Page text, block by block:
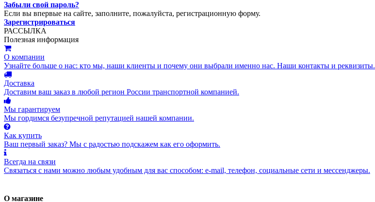
Забыли свой пароль?
Если вы впервые на сайте, заполните, пожалуйста, регистрационную форму.
Зарегистрироваться
РАССЫЛКА
Полезная информация
О компании
Узнайте больше о нас: кто мы, наши клиенты и почему они выбрали именно нас. Наши контакты и реквизиты.
Доставка
Доставим ваш заказ в любой регион России транспортной компанией.
Мы гарантируем
Мы гордимся безупречной репутацией нашей компании.
Как купить
Ваш первый заказ? Мы с радостью подскажем как его оформить.
Всегда на связи
Связаться с нами можно любым удобным для вас способом: e-mail, телефон, социальные сети и мессенджеры.
О магазине